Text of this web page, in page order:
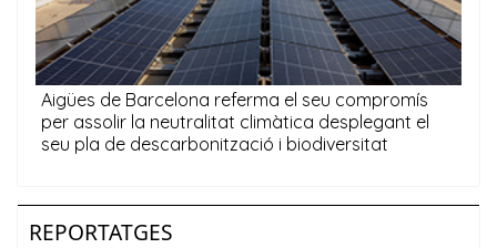
REPORTATGES